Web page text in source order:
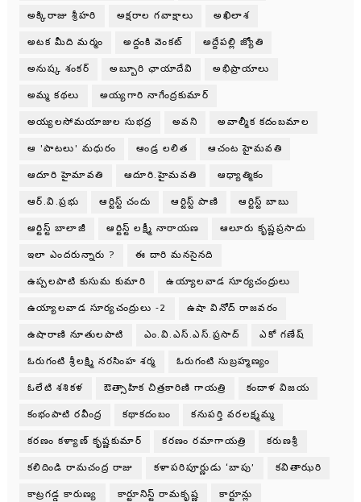
అక్కిరాజు శ్రీహరి అక్షరాల గవాక్షాలు అఖిలాశ
అటక మీది మర్మం అద్దంకి వెంకట్ అద్దేపల్లి జ్యోతి
అనుష్క శంకర్ అబ్బూరి ఛాయాదేవి అభిప్రాయాలు
అమ్మ కథలు అయ్యగారి నాగేంద్రకుమార్
అయ్యలసోమయాజుల సుభద్ర అవని అవాల్మీక కదంబమాల
ఆ 'పాటలు' మధురం ఆండ్ర లలిత ఆచంట హైమవతి
ఆదూరి హైమావతి ఆదూరి.హైమవతి ఆధ్యాత్మికం
ఆర్.వి.ప్రభు ఆర్టిస్ట్ చందు ఆర్టిస్ట్ పాణి ఆర్టిస్ట్ బాబు
ఆర్టిస్ట్ బాలాజీ ఆర్టిస్ట్ లక్ష్మీ నారాయణ ఆలూరు కృష్ణప్రసాదు
ఇలా ఎందరున్నారు ? ఈ దారి మనసైనది
ఉప్పలపాటి కుసుమ కుమారి ఉయ్యాలవాడ సూర్యచంద్రులు
ఉయ్యాలవాడ సూర్యచంద్రులు -2 ఉషా వినోద్ రాజవరం
ఉషారాణి నూతులపాటి ఎం.వి.ఎస్.ఎస్.ప్రసాద్ ఎకో గణేష్
ఓరుగంటి శ్రీలక్ష్మి నరసింహ శర్మ ఓరుగంటి సుబ్రహ్మణ్యం
ఓలేటి శశికళ ఔత్సాహిక చిత్రకారిణి గాయత్రి కందాళ విజయ
కంభంపాటి రవీంద్ర కథాకదంబం కనుపర్తి వరలక్ష్మమ్మ
కరణం కళ్యాణ్ కృష్ణకుమార్ కరణం రమాగాయత్రి కరుణశ్రీ
కలిదిండి రామచంద్ర రాజు కళాపరిపూర్ణుడు ‘బాపు’ కవితాఝరి
కాట్రగడ్డ కారుణ్య కార్టూనిస్ట్ రామకృష్ణ కార్టూన్లు